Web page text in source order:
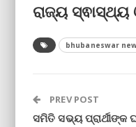
ରାଜ୍ୟ
bhubaneswar
PREV POST
ସମିତି ସଭ୍ୟ